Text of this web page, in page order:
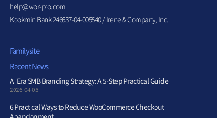
help@wor-pro.com
Kookmin Bank 246637-04-005540 / Irene & Company, Inc.
Familysite
Recent News
AI Era SMB Branding Strategy: A 5-Step Practical Guide
2026-04-05
6 Practical Ways to Reduce WooCommerce Checkout